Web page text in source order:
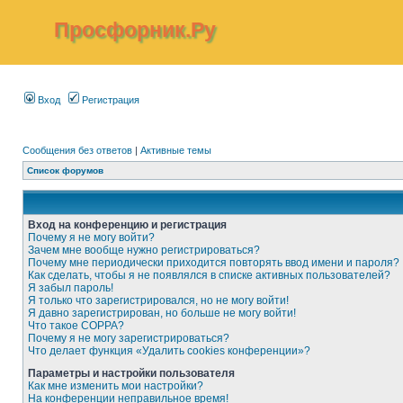
Просфорник.Ру
Вход Регистрация
Сообщения без ответов | Активные темы
Список форумов
Вход на конференцию и регистрация
Почему я не могу войти?
Зачем мне вообще нужно регистрироваться?
Почему мне периодически приходится повторять ввод имени и пароля?
Как сделать, чтобы я не появлялся в списке активных пользователей?
Я забыл пароль!
Я только что зарегистрировался, но не могу войти!
Я давно зарегистрирован, но больше не могу войти!
Что такое COPPA?
Почему я не могу зарегистрироваться?
Что делает функция «Удалить cookies конференции»?
Параметры и настройки пользователя
Как мне изменить мои настройки?
На конференции неправильное время!